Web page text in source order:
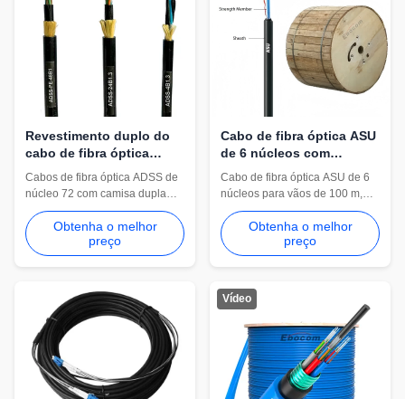
Revestimento duplo do
cabo de fibra óptica
ADSS de 72 núcleos com
fio de aramida reforçado
comunicação de energia
aérea
Cabos de fibra óptica ADSS de
núcleo 72 com camisa dupla
com fios de aramida reforçados
para redes de comunicação de
energia aérea Cabos de fibra
óptica ADSS de núcleo 72é um
performanceCabos de fibras de
auto-apoio (ADSS) totalmente
dielétricosconcebidos para
instalação aérea em ...
Obtenha o melhor
preço
Cabo de fibra óptica ASU
de 6 núcleos com
extensão de 100 m e
autossuficiente em FRP)
Cabo de fibra óptica ASU de 6
núcleos para vãos de 100 m,
apresentando 6 fibras
monomodo, membros de
resistência duplos de FRP e
design dielétrico totalmente não
e econômico para distribuição
FTTH e co-localização de linhas
de energia de alta tensão.
Obtenha o melhor
preço
Vídeo